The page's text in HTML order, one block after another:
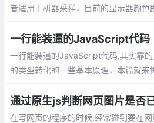
者适用于机器采样，目前的显示器颜色
B相互转换
一行能装逼的JavaScript代码
一行能装逼的JavaScript代码,其实靠
的类型转化的一些基本原理，本篇就来
楚了，以后遇到类型转化之类的题目，
以瞬间秒杀了。
在写网页的程序的时候,经常碰到要在网